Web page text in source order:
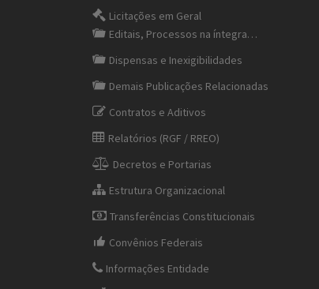
Licitações em Geral
Editais, Processos na íntegra…
Dispensas e Inexigibilidades
Demais Publicações Relacionadas
Contratos e Aditivos
Relatórios (RGF / RREO)
Decretos e Portarias
Estrutura Organizacional
Transferências Constitucionais
Convênios Federais
Informações Entidade